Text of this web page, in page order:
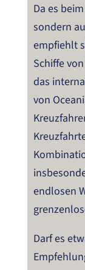
Da es
sondern
empfiehlt
Schiffe
das
von
endlosen
Darf es